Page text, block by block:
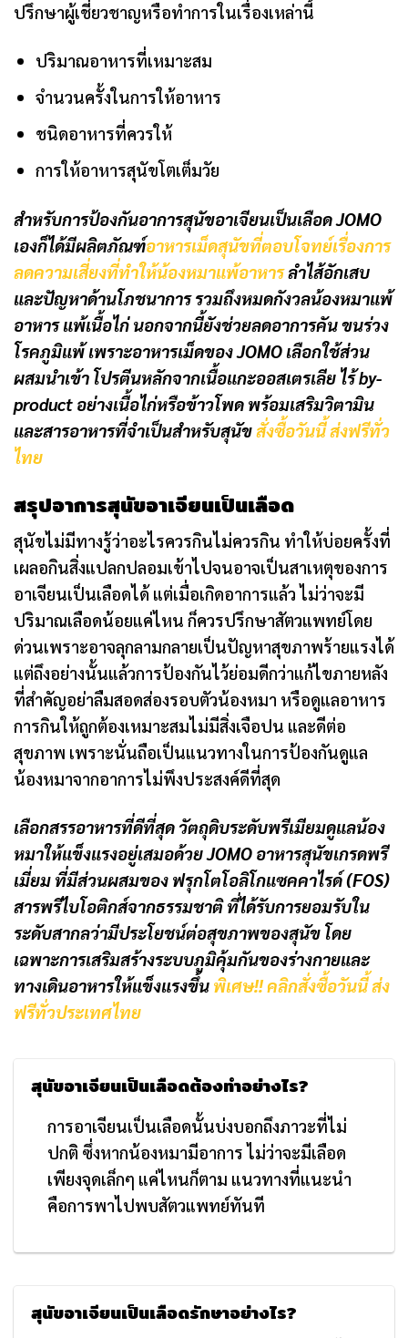
ปรึกษาผู้เชี่ยวชาญหรือทำการในเรื่องเหล่านี้
ปริมาณอาหารที่เหมาะสม
จำนวนครั้งในการให้อาหาร
ชนิดอาหารที่ควรให้
การให้อาหารสุนัขโตเต็มวัย
สำหรับการป้องกันอาการสุนัขอาเจียนเป็นเลือด JOMO
เองก็ได้มีผลิตภัณฑ์อาหารเม็ดสุนัขที่ตอบโจทย์เรื่องการ
ลดความเสี่ยงที่ทำให้น้องหมาแพ้อาหารลำไส้อักเสบ
และปัญหาด้านโภชนาการ รวมถึงหมดกังวลน้องหมาแพ้
อาหาร แพ้เนื้อไก่ นอกจากนี้ยังช่วยลดอาการคัน ขนร่วง
โรคภูมิแพ้ เพราะอาหารเม็ดของ JOMO เลือกใช้ส่วน
ผสมนำเข้า โปรตีนหลักจากเนื้อแกะออสเตรเลีย ไร้ by-
product อย่างเนื้อไก่หรือข้าวโพด พร้อมเสริมวิตามิน
และสารอาหารที่จำเป็นสำหรับสุนัขสั่งซื้อวันนี้ ส่งฟรีทั่ว
ไทย
สรุปอาการสุนัขอาเจียนเป็นเลือด
สุนัขไม่มีทางรู้ว่าอะไรควรกินไม่ควรกิน ทำให้บ่อยครั้งที่
เผลอกินสิ่งแปลกปลอมเข้าไปจนอาจเป็นสาเหตุของการ
อาเจียนเป็นเลือดได้ แต่เมื่อเกิดอาการแล้ว ไม่ว่าจะมี
ปริมาณเลือดน้อยแค่ไหน ก็ควรปรึกษาสัตวแพทย์โดย
ด่วนเพราะอาจลุกลามกลายเป็นปัญหาสุขภาพร้ายแรงได้
แต่ถึงอย่างนั้นแล้วการป้องกันไว้ย่อมดีกว่าแก้ไขภายหลัง
ที่สำคัญอย่าลืมสอดส่องรอบตัวน้องหมา หรือดูแลอาหาร
การกินให้ถูกต้องเหมาะสมไม่มีสิ่งเจือปน และดีต่อ
สุขภาพ เพราะนั่นถือเป็นแนวทางในการป้องกันดูแล
น้องหมาจากอาการไม่พึงประสงค์ดีที่สุด
เลือกสรรอาหารที่ดีที่สุด วัตถุดิบระดับพรีเมียมดูแลน้อง
หมาให้แข็งแรงอยู่เสมอด้วย JOMO อาหารสุนัขเกรดพรี
เมี่ยม ที่มีส่วนผสมของ ฟรุกโตโอลิโกแซคคาไรด์ (FOS)
สารพรีไบโอติกส์จากธรรมชาติ ที่ได้รับการยอมรับใน
ระดับสากลว่ามีประโยชน์ต่อสุขภาพของสุนัข โดย
เฉพาะการเสริมสร้างระบบภูมิคุ้มกันของร่างกายและ
ทางเดินอาหารให้แข็งแรงขึ้น พิเศษ!! คลิกสั่งซื้อวันนี้ ส่ง
ฟรีทั่วประเทศไทย
สุนัขอาเจียนเป็นเลือดต้องทำอย่างไร?
การอาเจียนเป็นเลือดนั้นบ่งบอกถึงภาวะที่ไม่
ปกติ ซึ่งหากน้องหมามีอาการ ไม่ว่าจะมีเลือด
เพียงจุดเล็กๆ แค่ไหนก็ตาม แนวทางที่แนะนำ
คือการพาไปพบสัตวแพทย์ทันที
สุนัขอาเจียนเป็นเลือดรักษาอย่างไร?